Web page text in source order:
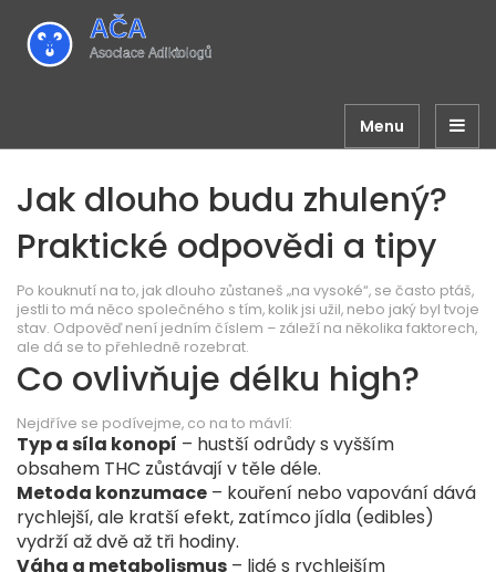
Menu
Jak dlouho budu zhulený?
Praktické odpovědi a tipy
Po kouknutí na to, jak dlouho zůstaneš „na vysoké“, se často ptáš,
jestli to má něco společného s tím, kolik jsi užil, nebo jaký byl tvoje
stav. Odpověď není jedním číslem – záleží na několika faktorech,
ale dá se to přehledně rozebrat.
Co ovlivňuje délku high?
Nejdříve se podívejme, co na to mávlí:
Typ a síla konopí – hustší odrůdy s vyšším
obsahem THC zůstávají v těle déle.
Metoda konzumace – kouření nebo vapování dává
rychlejší, ale kratší efekt, zatímco jídla (edibles)
vydrží až dvě až tři hodiny.
Váha a metabolismus – lidé s rychlejším